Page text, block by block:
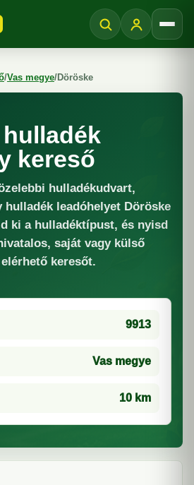
/Vas megye/Döröske
kereső
hulladékudvart,
leadóhelyet Döröske
ki a hulladéktípust, és nyisd
saját vagy külső
keresőt.
9913
Vas megye
10 km